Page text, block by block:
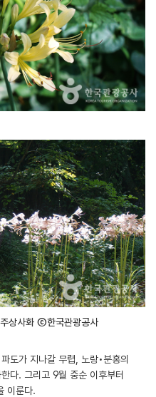
상사화 ⓒ한국관광공사
도가 지나갈 무렵, 노랑•분홍의
다. 그리고 9월 중순 이후부터
이룬다.